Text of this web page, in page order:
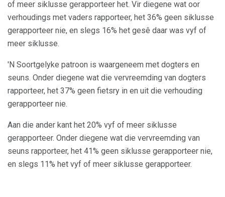
of meer siklusse gerapporteer het. Vir diegene wat oor
verhoudings met vaders rapporteer, het 36% geen siklusse
gerapporteer nie, en slegs 16% het gesê daar was vyf of
meer siklusse.
'N Soortgelyke patroon is waargeneem met dogters en
seuns. Onder diegene wat die vervreemding van dogters
rapporteer, het 37% geen fietsry in en uit die verhouding
gerapporteer nie.
Aan die ander kant het 20% vyf of meer siklusse
gerapporteer. Onder diegene wat die vervreemding van
seuns rapporteer, het 41% geen siklusse gerapporteer nie,
en slegs 11% het vyf of meer siklusse gerapporteer.